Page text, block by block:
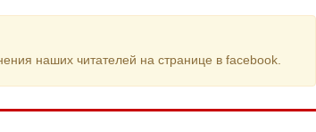
наших читателей на странице в facebook.